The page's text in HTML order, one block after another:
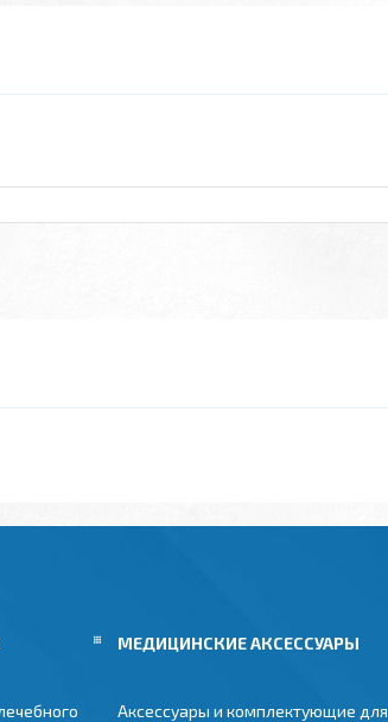
МЕДИЦИНСКИЕ АКСЕССУАРЫ
Аксессуары и комплектующие для